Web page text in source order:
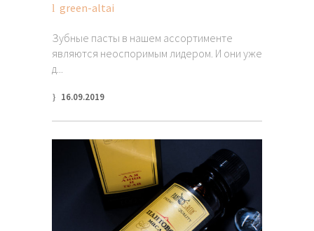
green-altai
Зубные пасты в нашем ассортименте
являются неоспоримым лидером. И они уже
д...
16.09.2019